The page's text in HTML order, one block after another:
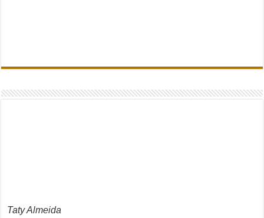
Taty Almeida